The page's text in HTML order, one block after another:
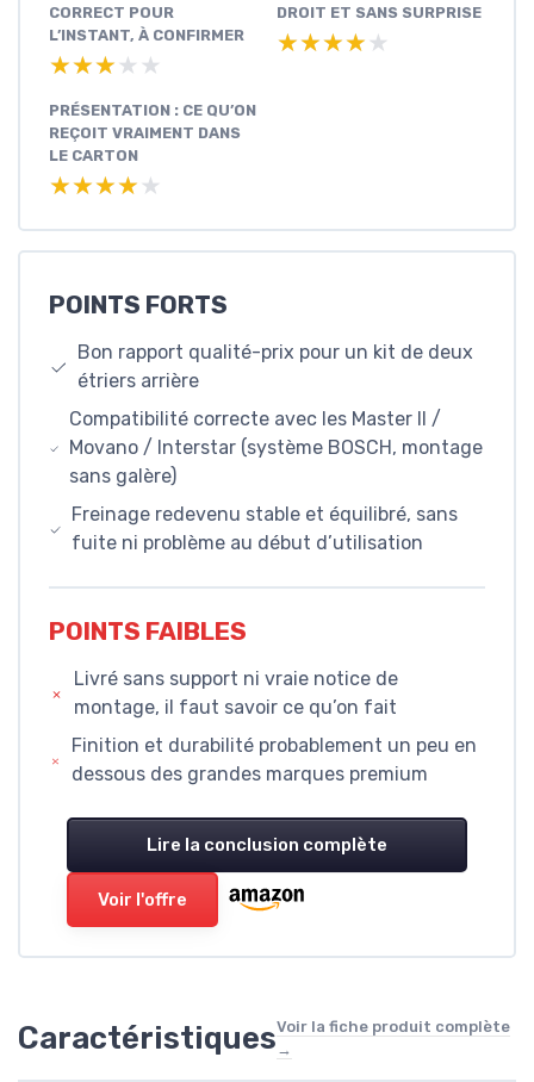
CORRECT POUR
L’INSTANT, À CONFIRMER
★★★★★
★★★★★
DROIT ET SANS SURPRISE
★★★★★
★★★★★
PRÉSENTATION : CE QU’ON
REÇOIT VRAIMENT DANS
LE CARTON
★★★★★
★★★★★
POINTS FORTS
Bon rapport qualité-prix pour un kit de deux
étriers arrière
Compatibilité correcte avec les Master II /
Movano / Interstar (système BOSCH, montage
sans galère)
Freinage redevenu stable et équilibré, sans
fuite ni problème au début d’utilisation
POINTS FAIBLES
Livré sans support ni vraie notice de
montage, il faut savoir ce qu’on fait
Finition et durabilité probablement un peu en
dessous des grandes marques premium
Lire la conclusion complète
Voir l'offre
CaractéristiquesVoir la fiche produit complète
→